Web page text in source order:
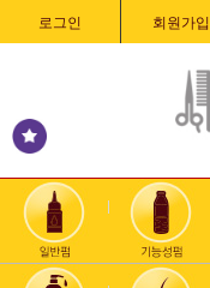
로그인 회원가입